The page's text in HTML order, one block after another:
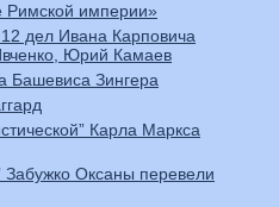
Римской империи»
дел Ивана Карповича
Юрий Камаев
Башевиса Зингера
Карла Маркса
Забужко Оксаны перевели